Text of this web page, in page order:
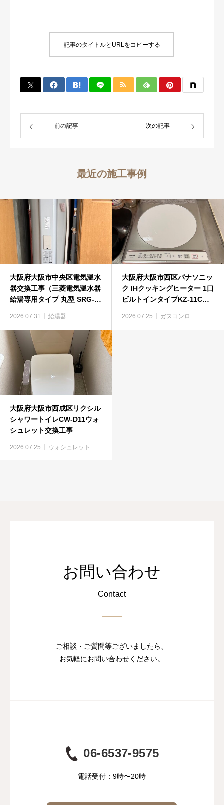
記事のタイトルとURLをコピーする
前の記事 次の記事
最近の施工事例
大阪府大阪市中央区電気温水
器交換工事（三菱電気温水器
給湯専用タイプ 丸型 SRG-
2026.07.31 給湯器
大阪府大阪市西区パナソニッ
ク IHクッキングヒーター 1口
ビルトインタイプKZ-11Cビ
2026.07.25 ガスコンロ
大阪府大阪市西成区リクシル
シャワートイレCW-D11ウォ
シュレット交換工事
2026.07.25 ウォシュレット
お問い合わせ
Contact
ご相談・ご質問等ございましたら、
お気軽にお問い合わせください。
06-6537-9575
電話受付：9時〜20時